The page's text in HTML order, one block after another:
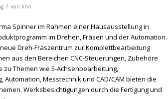
/ von kho
Spinner im Rahmen einer Hausausstellung in
im Drehen, Fräsen und der Automation.
Dreh-Fräszentrum zur Komplettbearbeitung
aus den Bereichen CNC-Steuerungen, Zubehöre
zu Themen wie 5-Achsenbearbeitung,
Messtechnik und CAD/CAM bieten die
Werksbesichtigungen durch die Fertigung und